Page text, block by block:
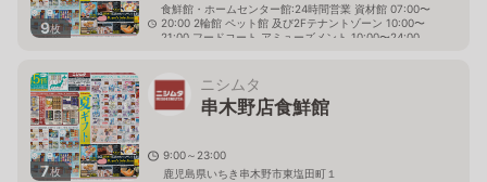
9枚
食鮮館・ホームセンター館:24時間営業 資材館 07:00〜
20:00 2輪館 ペット館 及び2Fテナントゾーン 10:00〜
21:00 フードコート アミューズメント 10:00〜24:00
7枚
ニシムタ
串木野店食鮮館
9:00～23:00
鹿児島県いちき串木野市東塩田町１